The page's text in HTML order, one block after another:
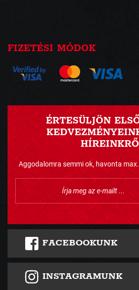
FIZETÉSI MÓDOK
ÉRTESÜLJÖN
Aggodalomra semmi ok, havonta
FACEBOOKUNK
INSTAGRAMUNK